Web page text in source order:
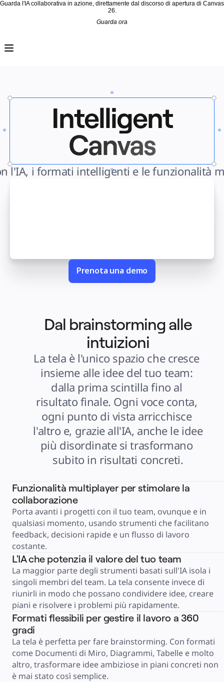
Guarda l'IA collaborativa in azione, direttamente dal discorso di apertura di Canvas
26.
Guarda ora
AI Workflows
Server MCP
Esplora i playbook di IA
Server MCP
Blueprint
Integrazioni
Sicurezza
Enterprise Guard
Scarica le app
Formati
Diagramming
Brainstorming
Creazione di roadmap
Mappatura dei processi
Progettazione tecnica e documentazione
Prototipi e wireframe
Mappatura del customer journey
Sintesi della ricerca
Design Workshops
Planning & Delivery
Pianifica obiettivi
Org design
Per segmento aziendale
Enterprise
Startup
Per settore
Digitale
Servizi professionali
Produzione
Retail
Servizi finanziari
Farmaceutica e scienze della vita
Design e UX
Progettazione
Leadership di prodotto e operazioni
Operazioni
Marketing
IT
Per iniziativa strategica
Sistema operativo del prodotto
Esperienza digitale dei dipendenti
Progettazione dell'esperienza cliente e dei servizi
Trasformazione cloud e software
Risorse
Formazione
Storie dei clienti
Webinar
Reforge Learning
Community e supporto
Community
Partner e servizi
Miro Professional Services
Partner di soluzioni
Prezzi
Intelligent
Canvas
l'IA, i formati intelligenti e le funzionalità
Prenota una demo
Dal brainstorming alle
intuizioni
La tela è l'unico spazio che cresce
insieme alle idee del tuo team:
dalla prima scintilla fino al
risultato finale. Ogni voce conta,
ogni punto di vista arricchisce
l'altro e, grazie all'IA, anche le idee
più disordinate si trasformano
subito in risultati concreti.
Funzionalità multiplayer per stimolare la
collaborazione
Porta avanti i progetti con il tuo team, ovunque e in
qualsiasi momento, usando strumenti che facilitano
feedback, decisioni rapide e un flusso di lavoro
costante.
L'IA che potenzia il valore del tuo team
La maggior parte degli strumenti basati sull'IA isola i
singoli membri del team. La tela consente invece di
riunirli in modo che possano condividere idee, creare
piani e risolvere i problemi più rapidamente.
Formati flessibili per gestire il lavoro a 360
gradi
La tela è perfetta per fare brainstorming. Con formati
come Documenti di Miro, Diagrammi, Tabelle e molto
altro, trasformare idee ambiziose in piani concreti non
è mai stato così semplice.